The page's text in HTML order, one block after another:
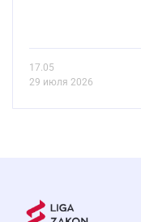
17.05
29 июля 2026